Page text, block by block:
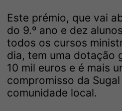
Este prémio, que vai
do 9.º ano e dez
todos os cursos
dia, tem uma dotação
10 mil euros e é mais
compromisso da
comunidade local.